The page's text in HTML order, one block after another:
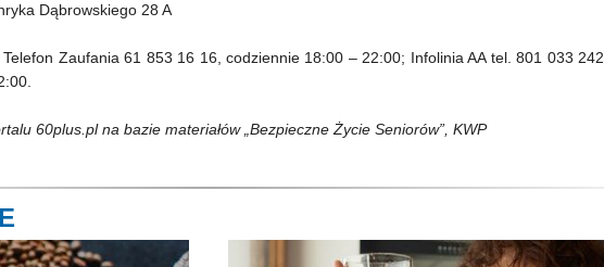
Dąbrowskiego 28 A
Telefon Zaufania 61 853 16 16, codziennie 18:00 – 22:00; Infolinia AA tel. 801 033
60plus.pl na bazie materiałów „Bezpieczne Życie Seniorów”, KWP